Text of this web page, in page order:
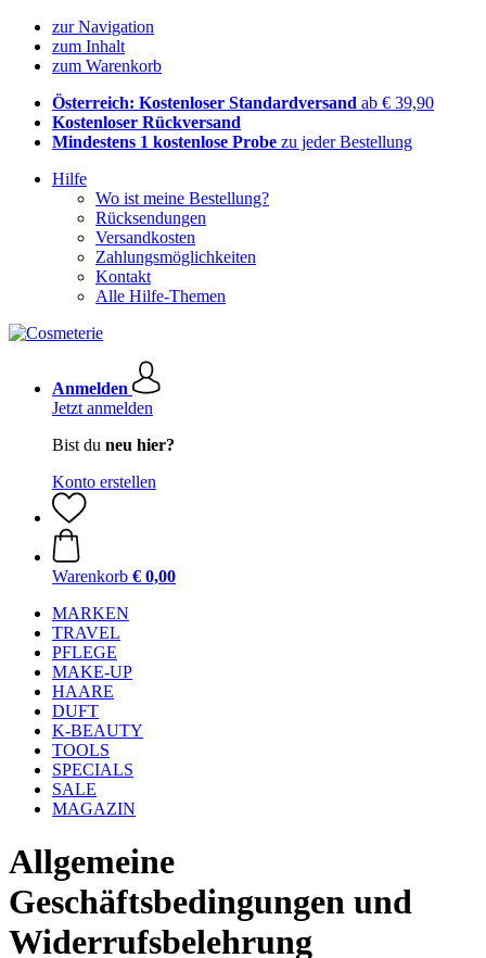
zur Navigation
zum Inhalt
zum Warenkorb
Österreich: Kostenloser Standardversand ab € 39,90
Kostenloser Rückversand
Mindestens 1 kostenlose Probe zu jeder Bestellung
Hilfe
Wo ist meine Bestellung?
Rücksendungen
Versandkosten
Zahlungsmöglichkeiten
Kontakt
Alle Hilfe-Themen
Anmelden
Jetzt anmelden
Bist du neu hier?
Konto erstellen
Warenkorb € 0,00
MARKEN
TRAVEL
PFLEGE
MAKE-UP
HAARE
DUFT
K-BEAUTY
TOOLS
SPECIALS
SALE
MAGAZIN
Allgemeine
Geschäftsbedingungen und
Widerrufsbelehrung